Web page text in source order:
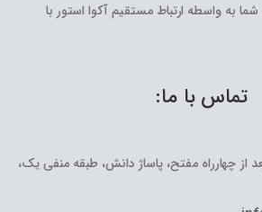
به واسطه ارتباط مستقیم آکوا استور با
تماس با ما:
از چهارراه مفتح، پاساژ دانش، طبقه منفی یک،